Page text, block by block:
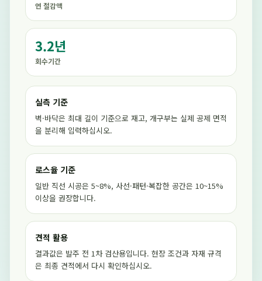
연 절감액
3.2년
회수기간
실측 기준
벽·바닥은 최대 길이 기준으로 재고, 개구부는 실제 공제 면적
을 분리해 입력하십시오.
로스율 기준
일반 직선 시공은 5~8%, 사선·패턴·복잡한 공간은 10~15%
이상을 권장합니다.
견적 활용
결과값은 발주 전 1차 검산용입니다. 현장 조건과 자재 규격
은 최종 견적에서 다시 확인하십시오.